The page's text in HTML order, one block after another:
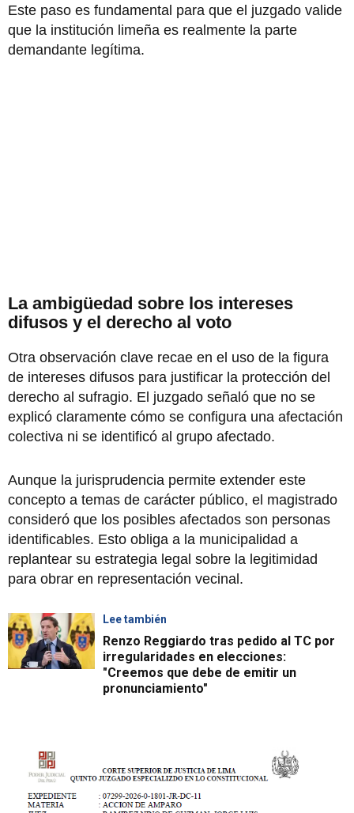
Este paso es fundamental para que el juzgado valide
que la institución limeña es realmente la parte
demandante legítima.
La ambigüedad sobre los intereses
difusos y el derecho al voto
Otra observación clave recae en el uso de la figura
de intereses difusos para justificar la protección del
derecho al sufragio. El juzgado señaló que no se
explicó claramente cómo se configura una afectación
colectiva ni se identificó al grupo afectado.
Aunque la jurisprudencia permite extender este
concepto a temas de carácter público, el magistrado
consideró que los posibles afectados son personas
identificables. Esto obliga a la municipalidad a
replantear su estrategia legal sobre la legitimidad
para obrar en representación vecinal.
Lee también
Renzo Reggiardo tras pedido al TC por
irregularidades en elecciones:
"Creemos que debe de emitir un
pronunciamiento"